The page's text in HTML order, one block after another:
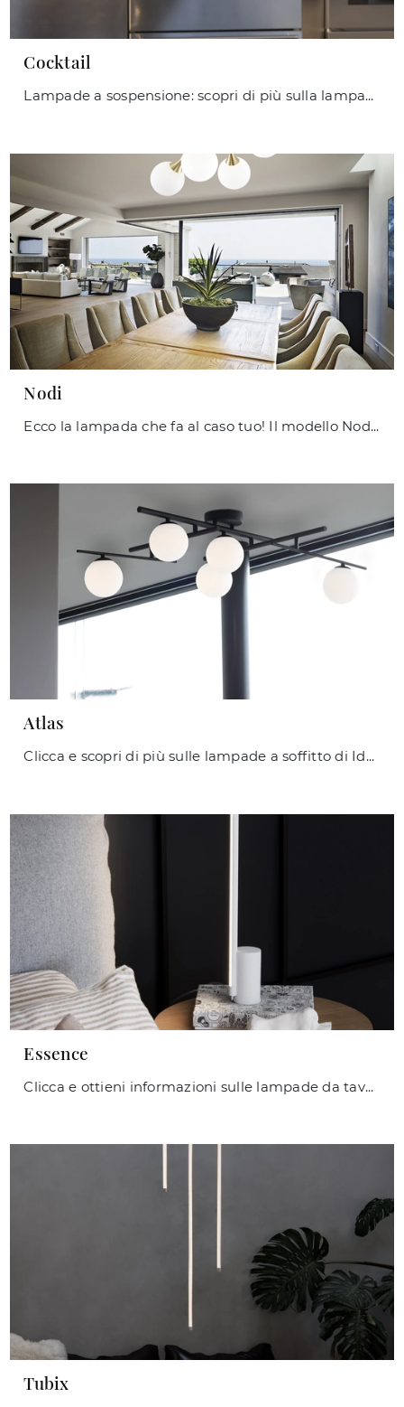
Cocktail
Lampade a sospensione: scopri di più sulla lampada Cocktail in vetro che ti consigliamo.
Nodi
Ecco la lampada che fa al caso tuo! Il modello Nodi è una delle nostre lampade a soffitto di Ideal Lux.
Atlas
Clicca e scopri di più sulle lampade a soffitto di Ideal Lux: il modello Atlas in metallo ti sta aspettando!
Essence
Clicca e ottieni informazioni sulle lampade da tavolo di Ideal Lux: il modello Essence in metallo ti aspetta!
Tubix